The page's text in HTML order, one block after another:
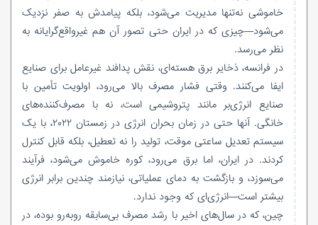
خاموشی نه‌تنها مدیریت می‌شود، بلکه پیامدش به صفر نزدیک
می‌شود—چیزی که در ایران حتی تصور آن هم غیرواقع‌گرایانه به
نظر می‌رسد.
در فرانسه، ذخایر برق هسته‌ای، نقش پدافند غیرعامل برای صنایع
ایفا می‌کنند. وقتی فشار مصرف بالا می‌رود، اولویت تأمین با
صنایع انرژی‌بر مانند پتروشیمی است، نه با مصرف‌کننده‌های
خانگی. آنها حتی در زمان بحران انرژی در زمستان ۲۰۲۲، با یک
سیستم تعدیل ساعتی موقت، تولید را نه تعطیل، بلکه قابل کنترل
کردند. در ایران، اما برق می‌رود، کوره خاموش می‌شود، فرآیند
می‌سوزد، و بازگشت به دمای عملیاتی، نیازمند چندین برابر انرژی
بیشتر است—انرژی‌ای که وجود ندارد.
چین، که در سال‌های اخیر با رشد مصرف بی‌سابقه روبه‌رو بوده، در